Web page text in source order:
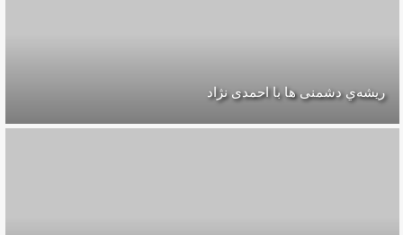
ریشه‌ي دشمنی ها با احمدی نژاد